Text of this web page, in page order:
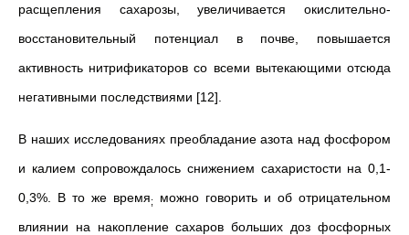
расщепления сахарозы, увеличивается окислительно-
восстановительный потенциал в почве, повышается
активность нитрификаторов со всеми вытекающими отсюда
негативными последствиями [12].
В наших исследованиях преобладание азота над фосфором
и ка­лием сопровождалось снижением сахаристости на 0,1-
0,3%. В то же время;
можно говорить и об отрицательном
влиянии на накопление сахаров больших доз фосфорных